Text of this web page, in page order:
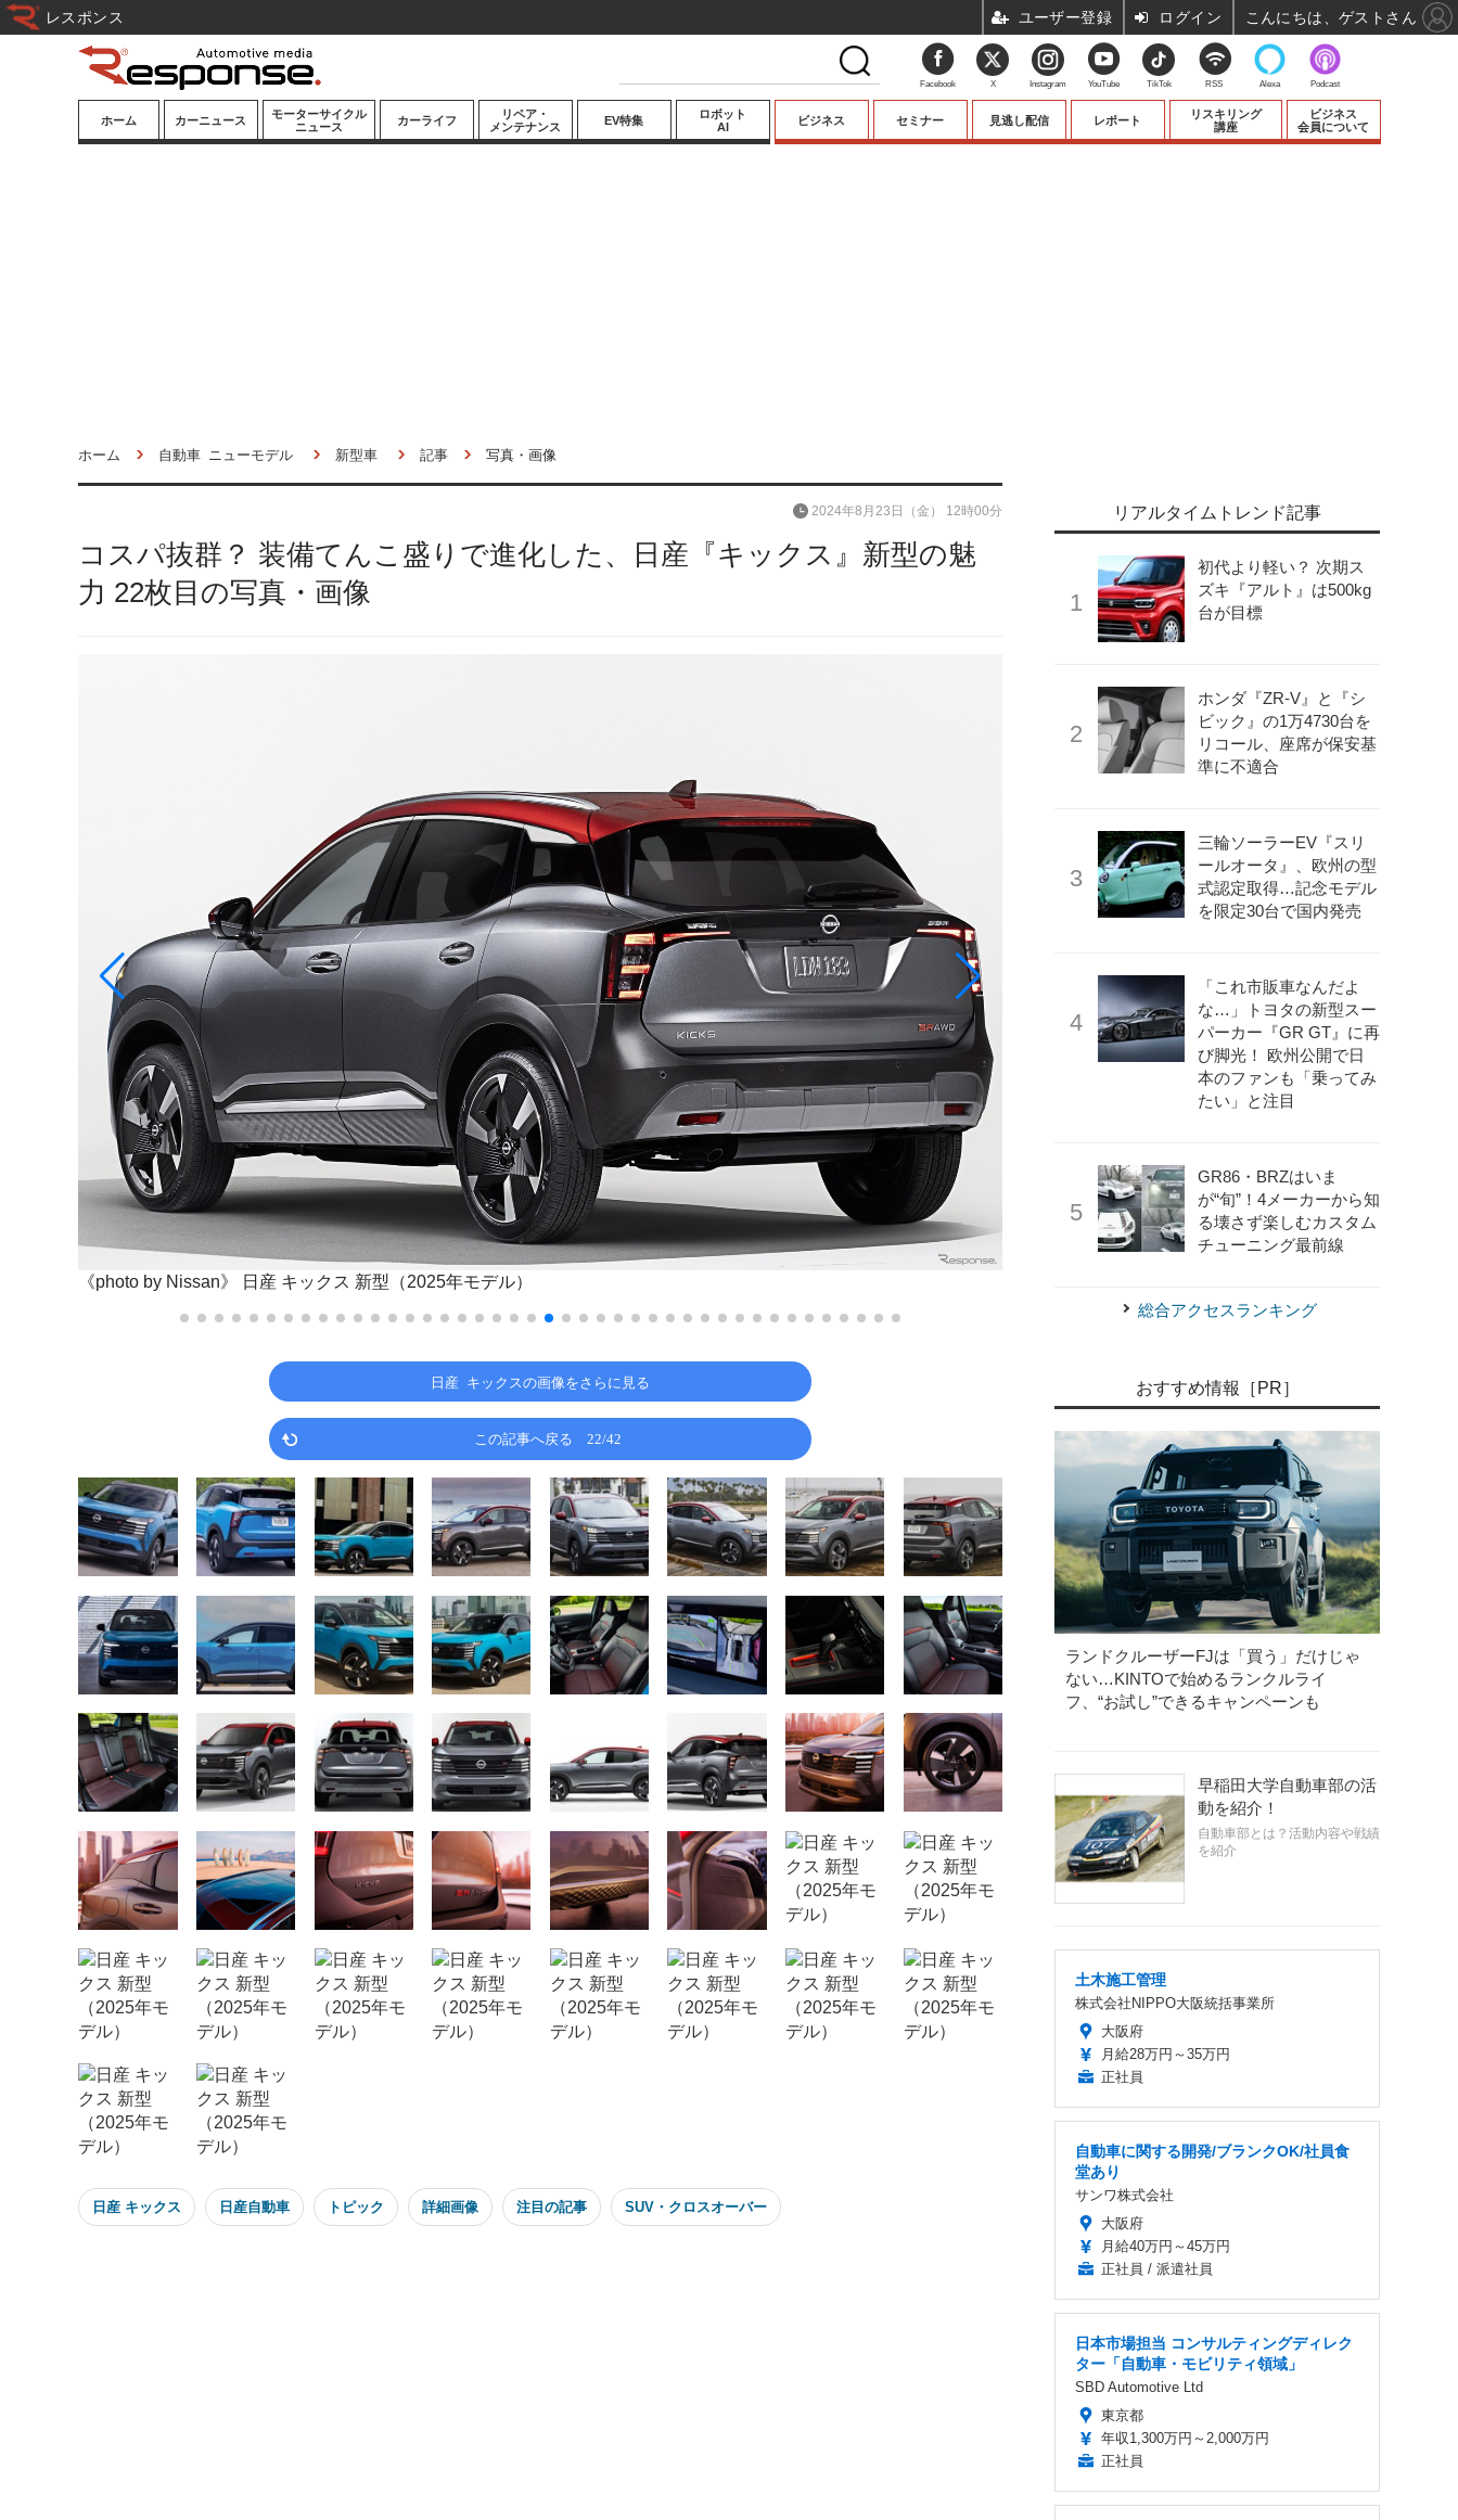
ホーム カーニュース
モーターサイクル
ニュース
カーライフ
リペア・
メンテナンス
EV特集
ロボット
AI
ビジネス セミナー 見逃し配信 レポート
リスキリング
講座
ビジネス
会員について
ホーム 自動車 ニューモデル 新型車 記事 写真・画像
コスパ抜群？ 装備てんこ盛りで進化した、日産『キックス』新型の魅
力 22枚目の写真・画像
2024年8月23日（金） 12時00分
《photo by Nissan》 日産 キックス 新型（2025年モデル）
日産 キックスの画像をさらに見る
この記事へ戻る 22/42
日産 キックス 日産自動車 トピック 詳細画像 注目の記事 SUV・クロスオーバー
リアルタイムトレンド記事
初代より軽い？ 次期ス
ズキ『アルト』は500kg
台が目標
ホンダ『ZR-V』と『シ
ビック』の1万4730台を
リコール、座席が保安基
準に不適合
三輪ソーラーEV『スリ
ールオータ』、欧州の型
式認定取得…記念モデル
を限定30台で国内発売
「これ市販車なんだよ
な…」トヨタの新型スー
パーカー『GR GT』に再
び脚光！ 欧州公開で日
本のファンも「乗ってみ
たい」と注目
GR86・BRZはいま
が“旬”！4メーカーから知
る壊さず楽しむカスタム
チューニング最前線
総合アクセスランキング
おすすめ情報［PR］
ランドクルーザーFJは「買う」だけじゃ
ない…KINTOで始めるランクルライ
フ、“お試し”できるキャンペーンも
早稲田大学自動車部の活
動を紹介！
自動車部とは？活動内容や戦績
を紹介
土木施工管理
株式会社NIPPO大阪統括事業所
大阪府
月給28万円～35万円
正社員
自動車に関する開発/ブランクOK/社員食
堂あり
サンワ株式会社
大阪府
月給40万円～45万円
正社員 / 派遣社員
日本市場担当 コンサルティングディレク
ター「自動車・モビリティ領域」
SBD Automotive Ltd
東京都
年収1,300万円～2,000万円
正社員
Facebook X Instagram YouTube TikTok RSS Alexa Podcast
レスポンス ユーザー登録 ログイン こんにちは、ゲストさん